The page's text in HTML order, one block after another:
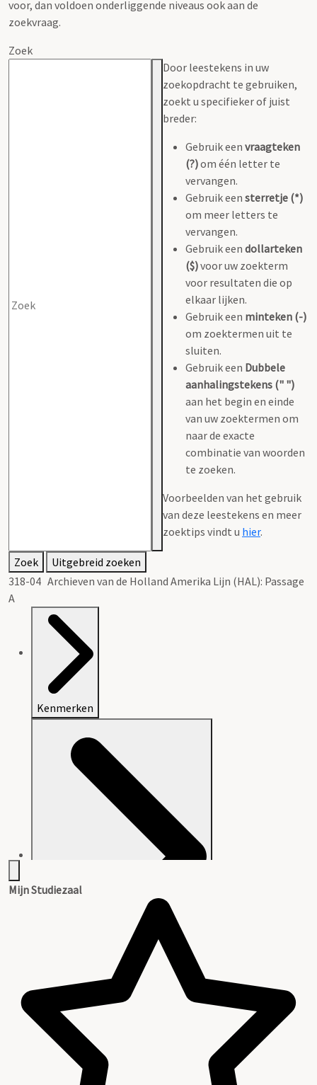
voor, dan voldoen onderliggende niveaus ook aan de
zoekvraag.
Zoek
Door leestekens in uw
zoekopdracht te gebruiken,
zoekt u specifieker of juist
breder:
Gebruik een vraagteken
(?)om één letter te
vervangen.
Gebruik een sterretje (*)
om meer letters te
vervangen.
Gebruik een dollarteken
($)voor uw zoekterm
voor resultaten die op
elkaar lijken.
Gebruik een minteken (-)
om zoektermen uit te
sluiten.
Gebruik een Dubbele
aanhalingstekens (" ")
aan het begin en einde
van uw zoektermen om
naar de exacte
combinatie van woorden
te zoeken.
Voorbeelden van het gebruik
van deze leestekens en meer
zoektips vindt u hier.
Zoek
Uitgebreid zoeken
318-04 Archieven van de Holland Amerika Lijn (HAL): Passage
A
Kenmerken
Inhoud en structuur van het archief
Mijn Studiezaal